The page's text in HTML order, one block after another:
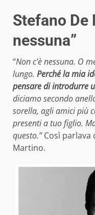
Stefano De
nessuna”
“Non c’è nessuna. O
lungo. Perché la mia
pensare di introdurre
diciamo secondo
sorella, agli amici più
presenti a tuo figlio.
questo.”Così parlava
Martino.